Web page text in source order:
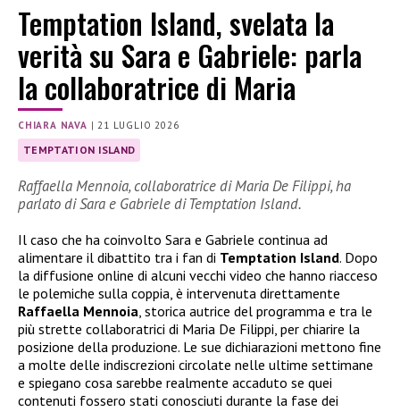
Temptation Island, svelata la
verità su Sara e Gabriele: parla
la collaboratrice di Maria
CHIARA NAVA |21 LUGLIO 2026
TEMPTATION ISLAND
Raffaella Mennoia, collaboratrice di Maria De Filippi, ha
parlato di Sara e Gabriele di Temptation Island.
Il caso che ha coinvolto Sara e Gabriele continua ad
alimentare il dibattito tra i fan di Temptation Island. Dopo
la diffusione online di alcuni vecchi video che hanno riacceso
le polemiche sulla coppia, è intervenuta direttamente
Raffaella Mennoia , storica autrice del programma e tra le
più strette collaboratrici di Maria De Filippi, per chiarire la
posizione della produzione. Le sue dichiarazioni mettono fine
a molte delle indiscrezioni circolate nelle ultime settimane
e spiegano cosa sarebbe realmente accaduto se quei
contenuti fossero stati conosciuti durante la fase dei